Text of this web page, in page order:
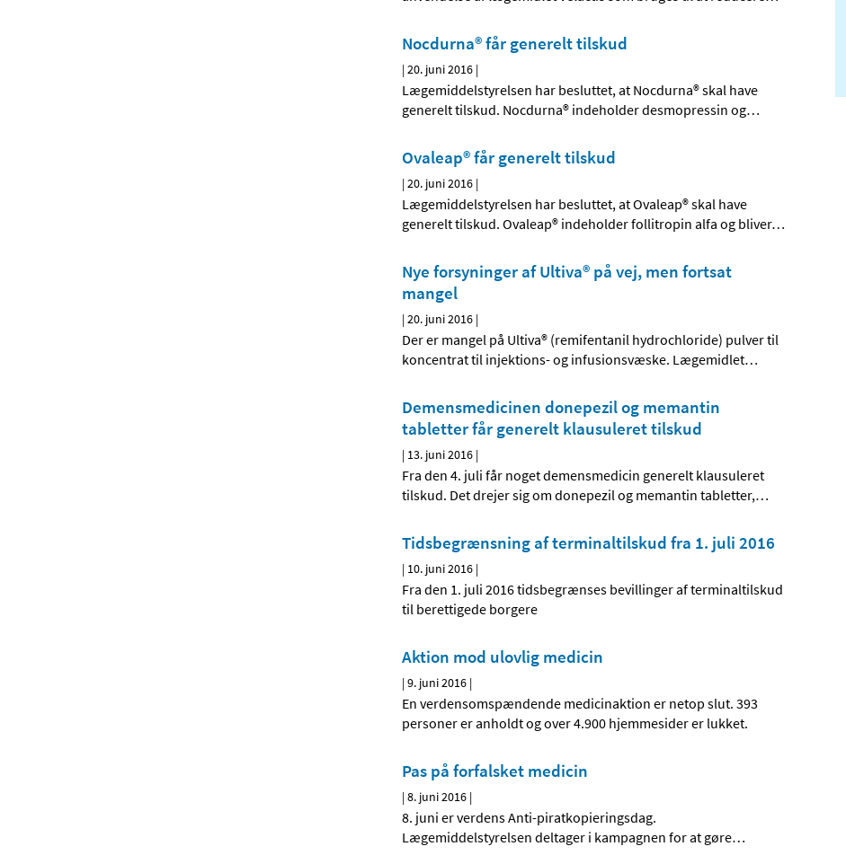
Nocdurna® får generelt tilskud
|20. juni 2016 |
Lægemiddelstyrelsen har besluttet, at Nocdurna® skal have
generelt tilskud. Nocdurna® indeholder desmopressin og…
Ovaleap® får generelt tilskud
|20. juni 2016 |
Lægemiddelstyrelsen har besluttet, at Ovaleap® skal have
generelt tilskud. Ovaleap® indeholder follitropin alfa og bliver…
Nye forsyninger af Ultiva® på vej, men fortsat
mangel
|20. juni 2016 |
Der er mangel på Ultiva® (remifentanil hydrochloride) pulver til
koncentrat til injektions- og infusionsvæske. Lægemidlet…
Demensmedicinen donepezil og memantin
tabletter får generelt klausuleret tilskud
| 13. juni 2016 |
Fra den 4. juli får noget demensmedicin generelt klausuleret
tilskud. Det drejer sig om donepezil og memantin tabletter,…
Tidsbegrænsning af terminaltilskud fra 1. juli 2016
| 10. juni 2016 |
Fra den 1. juli 2016 tidsbegrænses bevillinger af terminaltilskud
til berettigede borgere
Aktion mod ulovlig medicin
|9. juni 2016 |
En verdensomspændende medicinaktion er netop slut. 393
personer er anholdt og over 4.900 hjemmesider er lukket.
Pas på forfalsket medicin
|8. juni 2016 |
8. juni er verdens Anti-piratkopieringsdag.
Lægemiddelstyrelsen deltager i kampagnen for at gøre…